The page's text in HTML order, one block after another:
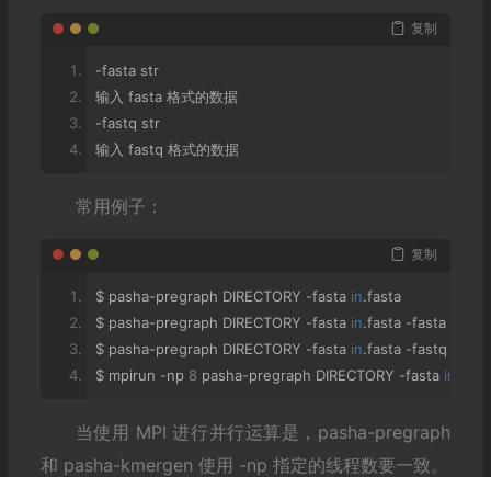
复制
-fasta str
输入 fasta 格式的数据
-fastq str
输入 fastq 格式的数据
常用例子：
复制
$ pasha-pregraph DIRECTORY -fasta in.fasta
$ pasha-pregraph DIRECTORY -fasta in.fasta -fasta in2
$ pasha-pregraph DIRECTORY -fasta in.fasta -fastq in2
$ mpirun -np 8 pasha-pregraph DIRECTORY -fasta in
当使用 MPI 进行并行运算是，pasha-pregraph
和 pasha-kmergen 使用 -np 指定的线程数要一致。